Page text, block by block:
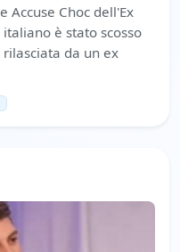
Accuse Choc dell'Ex
è stato scosso
da un ex